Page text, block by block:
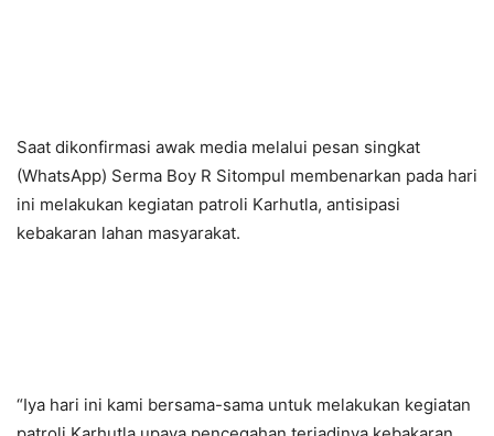
Saat dikonfirmasi awak media melalui pesan singkat
(WhatsApp) Serma Boy R Sitompul membenarkan pada hari
ini melakukan kegiatan patroli Karhutla, antisipasi
kebakaran lahan masyarakat.
“Iya hari ini kami bersama-sama untuk melakukan kegiatan